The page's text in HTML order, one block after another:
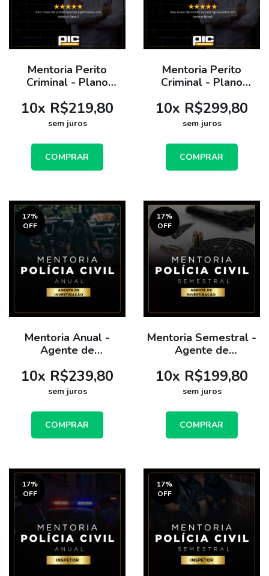
Mentoria Perito
Criminal - Plano
10x R$219,80
sem juros
COMPRAR
Mentoria Perito
Criminal - Plano
10x R$299,80
sem juros
COMPRAR
17%
OFF
Mentoria Anual -
Agente de
10x R$239,80
sem juros
COMPRAR
17%
OFF
Mentoria Semestral -
Agente de
10x R$199,80
sem juros
COMPRAR
17%
OFF
17%
OFF